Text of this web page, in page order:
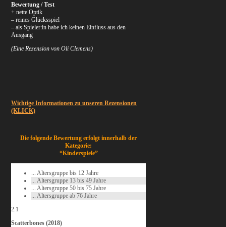
Bewertung / Test
+ nette Optik
– reines Glücksspiel
– als Spieler:in habe ich keinen Einfluss aus den
Ausgang
(Eine Rezension von Oli Clemens)
Wichtige Informationen zu unseren Rezensionen
(KLICK)
Die folgende Bewertung erfolgt innerhalb der
Kategorie:
“Kinderspiele”
... Altersgruppe bis 12 Jahre
... Altersgruppe 13 bis 49 Jahre
... Altersgruppe 50 bis 75 Jahre
... Altersgruppe ab 76 Jahre
2.1
Scatterbones (2018)